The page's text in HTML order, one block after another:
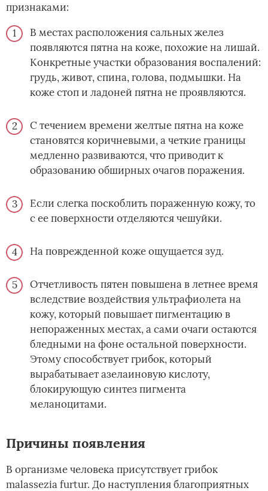
признаками:
В местах расположения сальных желез
появляются пятна на коже, похожие на лишай.
Конкретные участки образования воспалений:
грудь, живот, спина, голова, подмышки. На
коже стоп и ладоней пятна не проявляются.
С течением времени желтые пятна на коже
становятся коричневыми, а четкие границы
медленно развиваются, что приводит к
образованию обширных очагов поражения.
Если слегка поскоблить пораженную кожу, то
с ее поверхности отделяются чешуйки.
На поврежденной коже ощущается зуд.
Отчетливость пятен повышена в летнее время
вследствие воздействия ультрафиолета на
кожу, который повышает пигментацию в
непораженных местах, а сами очаги остаются
бледными на фоне остальной поверхности.
Этому способствует грибок, который
вырабатывает азелаиновую кислоту,
блокирующую синтез пигмента
меланоцитами.
Причины появления
В организме человека присутствует грибок
malassezia furtur. До наступления благоприятных